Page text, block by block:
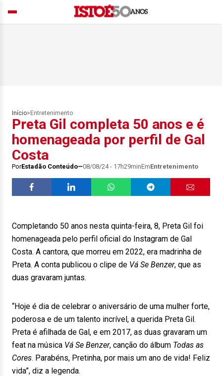
Início> Entretenimento
Preta Gil completa 50 anos e é
homenageada por perfil de Gal
Costa
PorEstadão Conteúdo 08/08/24 - 17h29minEmEntretenimento
Completando 50 anos nesta quinta-feira, 8, Preta Gil foi
homenageada pelo perfil oficial do Instagram de Gal
Costa. A cantora, que morreu em 2022, era madrinha de
Preta. A conta publicou o clipe de Vá Se Benzer, que as
duas gravaram juntas.
“Hoje é dia de celebrar o aniversário de uma mulher forte,
poderosa e de um talento incrível, a querida Preta Gil.
Preta é afilhada de Gal, e em 2017, as duas gravaram um
feat na música Vá Se Benzer, canção do álbum Todas as
Cores. Parabéns, Pretinha, por mais um ano de vida! Feliz
vida”, diz a legenda.